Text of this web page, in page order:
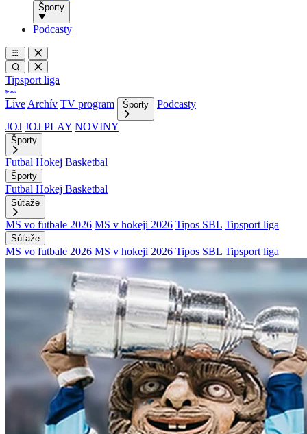
Športy
Podcasty
Tipsport liga
Live Archív TV program Športy
Podcasty
JOJ JOJ PLAY NOVINY
Športy
Futbal Hokej Basketbal
Športy
Futbal Hokej Basketbal
Súťaže
MS vo futbale 2026 MS v hokeji 2026 Tipos SBL Tipsport liga
Súťaže
MS vo futbale 2026 MS v hokeji 2026 Tipos SBL Tipsport liga